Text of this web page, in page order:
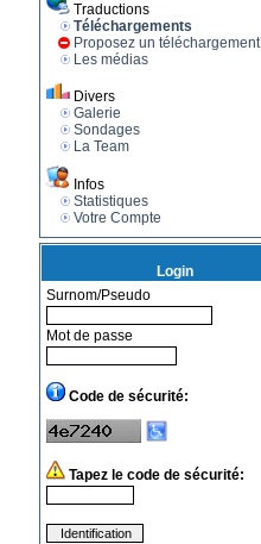
Traductions
Téléchargements
Proposez un téléchargement
Les médias
Divers
Galerie
Sondages
La Team
Infos
Statistiques
Votre Compte
Login
Surnom/Pseudo
Mot de passe
Code de sécurité:
Tapez le code de sécurité: